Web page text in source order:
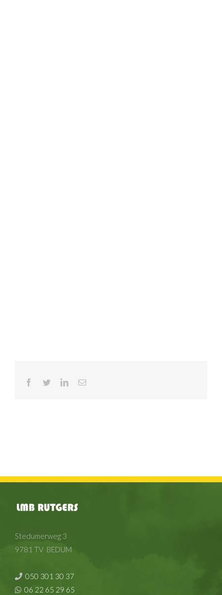
Facebook LinkedInE-
Stedumerweg 3
9781 TV BEDUM
050 301 30 37
06 22 65 29 65